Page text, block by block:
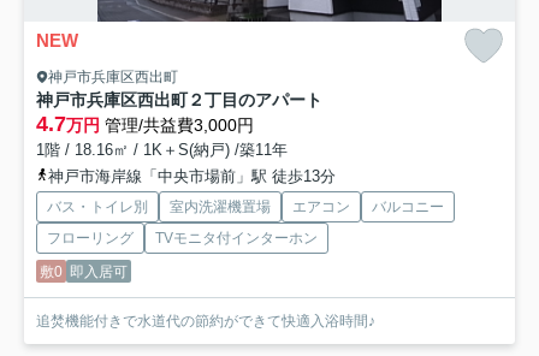
NEW
神戸市兵庫区西出町
神戸市兵庫区西出町２丁目のアパート
4.7万円 管理/共益費3,000円
1階 / 18.16㎡ / 1K＋S(納戸) /築11年
神戸市海岸線「中央市場前」駅 徒歩13分
バス・トイレ別 室内洗濯機置場 エアコン
バルコニー
フローリング
TVモニタ付インターホン
敷0 即入居可
追焚機能付きで水道代の節約ができて快適入浴時間♪